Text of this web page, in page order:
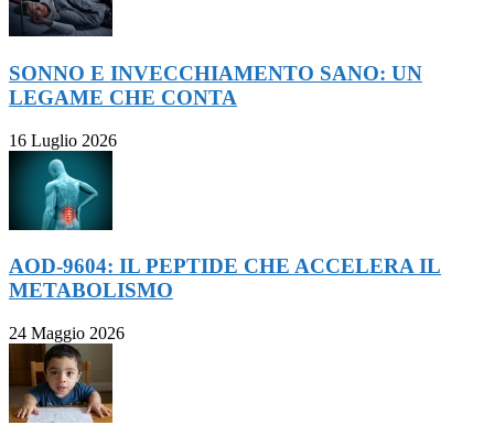
SONNO E INVECCHIAMENTO SANO: UN
LEGAME CHE CONTA
16 Luglio 2026
AOD-9604: IL PEPTIDE CHE ACCELERA IL
METABOLISMO
24 Maggio 2026